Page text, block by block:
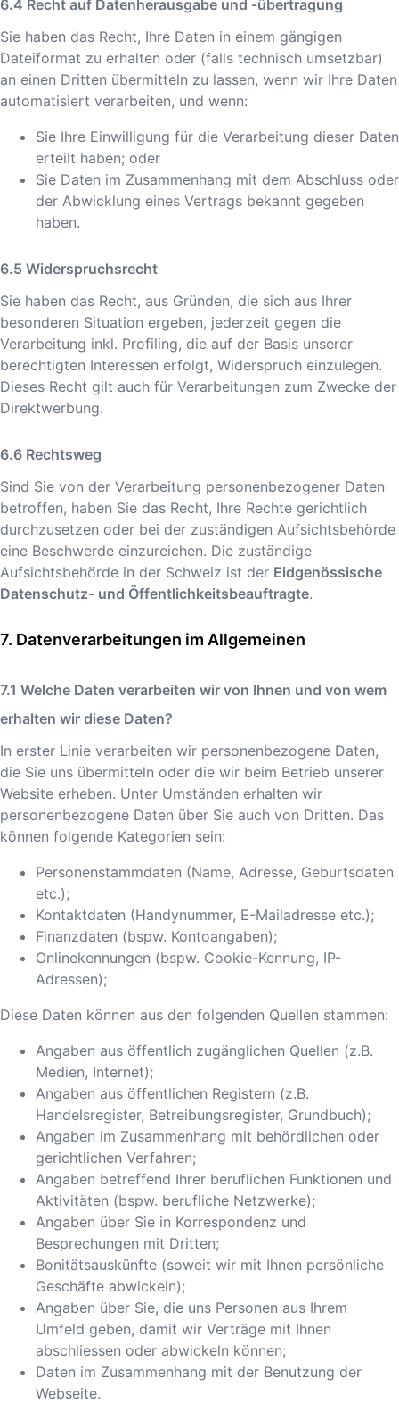
Recht auf Datenherausgabe und -übertragung
Sie haben das Recht, Ihre Daten in einem gängigen
Dateiformat zu erhalten oder (falls technisch umsetzbar)
an einen Dritten übermitteln zu lassen, wenn wir Ihre Daten
automatisiert verarbeiten, und wenn:
Sie Ihre Einwilligung für die Verarbeitung dieser Daten
erteilt haben; oder
Sie Daten im Zusammenhang mit dem Abschluss oder
der Abwicklung eines Vertrags bekannt gegeben
haben.
Widerspruchsrecht
Sie haben das Recht, aus Gründen, die sich aus Ihrer
besonderen Situation ergeben, jederzeit gegen die
Verarbeitung inkl. Profiling, die auf der Basis unserer
berechtigten Interessen erfolgt, Widerspruch einzulegen.
Dieses Recht gilt auch für Verarbeitungen zum Zwecke der
Direktwerbung.
Rechtsweg
Sind Sie von der Verarbeitung personenbezogener Daten
betroffen, haben Sie das Recht, Ihre Rechte gerichtlich
durchzusetzen oder bei der zuständigen Aufsichtsbehörde
eine Beschwerde einzureichen. Die zuständige
Aufsichtsbehörde in der Schweiz ist der Eidgenössische
Datenschutz- und Öffentlichkeitsbeauftragte.
Datenverarbeitungen im Allgemeinen
Welche Daten verarbeiten wir von Ihnen und von wem
erhalten wir diese Daten?
In erster Linie verarbeiten wir personenbezogene Daten,
die Sie uns übermitteln oder die wir beim Betrieb unserer
Website erheben. Unter Umständen erhalten wir
personenbezogene Daten über Sie auch von Dritten. Das
können folgende Kategorien sein:
Personenstammdaten (Name, Adresse, Geburtsdaten
etc.);
Kontaktdaten (Handynummer, E-Mailadresse etc.);
Finanzdaten (bspw. Kontoangaben);
Onlinekennungen (bspw. Cookie-Kennung, IP-
Adressen);
Diese Daten können aus den folgenden Quellen stammen:
Angaben aus öffentlich zugänglichen Quellen (z.B.
Medien, Internet);
Angaben aus öffentlichen Registern (z.B.
Handelsregister, Betreibungsregister, Grundbuch);
Angaben im Zusammenhang mit behördlichen oder
gerichtlichen Verfahren;
Angaben betreffend Ihrer beruflichen Funktionen und
Aktivitäten (bspw. berufliche Netzwerke);
Angaben über Sie in Korrespondenz und
Besprechungen mit Dritten;
Bonitätsauskünfte (soweit wir mit Ihnen persönliche
Geschäfte abwickeln);
Angaben über Sie, die uns Personen aus Ihrem
Umfeld geben, damit wir Verträge mit Ihnen
abschliessen oder abwickeln können;
Daten im Zusammenhang mit der Benutzung der
Webseite.